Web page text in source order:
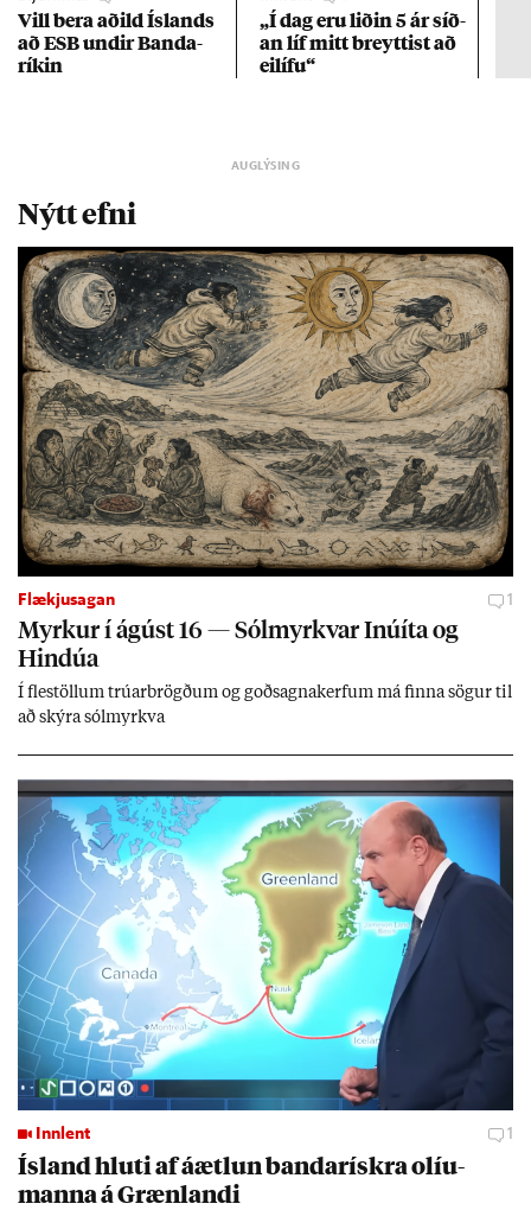
Vill bera að­ild Ís­lands
að ESB und­ir Banda­
rík­in
„Í dag eru lið­in 5 ár síð­
an líf mitt breytt­ist að
ei­lífu“
Nýtt efni
Flækjusagan 1
Myrk­ur í ág­úst 16 — Sól­myrkv­ar Inúíta og
Hind­úa
Í flest­öll­um trú­ar­brögð­um og goð­sagna­kerf­um má finna sög­ur til
að skýra sól­myrkva
Innlent 1
Ís­land hluti af áætl­un banda­rískra ol­íu­
manna á Græn­landi